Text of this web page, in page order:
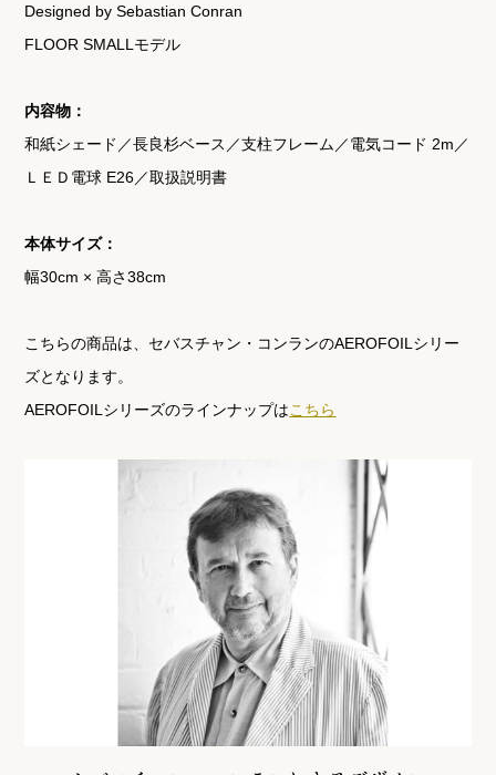
Designed by Sebastian Conran
FLOOR SMALLモデル
内容物：
和紙シェード／長良杉ベース／支柱フレーム／電気コード 2m／
ＬＥＤ電球 E26／取扱説明書
本体サイズ：
幅30cm × 高さ38cm
こちらの商品は、セバスチャン・コンランのAEROFOILシリー
ズとなります。
AEROFOILシリーズのラインナップはこちら